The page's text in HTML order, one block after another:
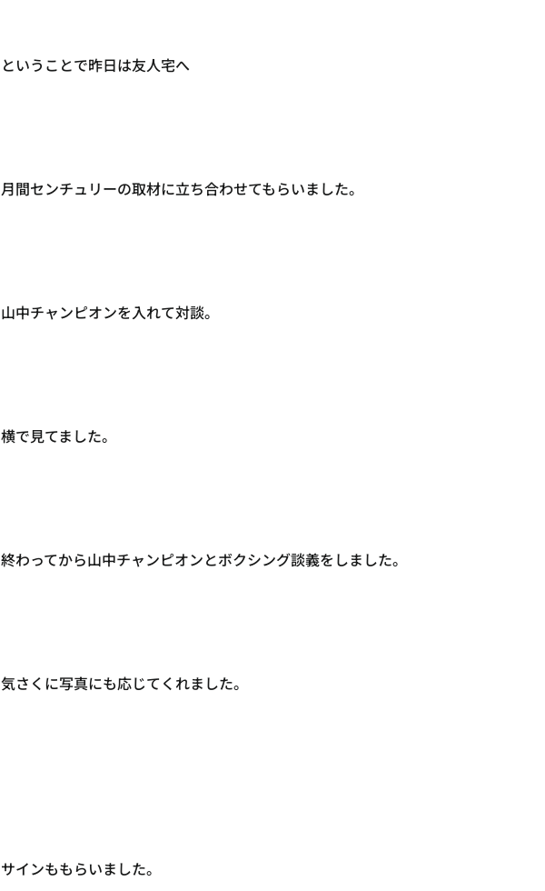
ということで昨日は友人宅へ
月間センチュリーの取材に立ち合わせてもらいました。
山中チャンピオンを入れて対談。
横で見てました。
終わってから山中チャンピオンとボクシング談義をしました。
気さくに写真にも応じてくれました。
サインももらいました。